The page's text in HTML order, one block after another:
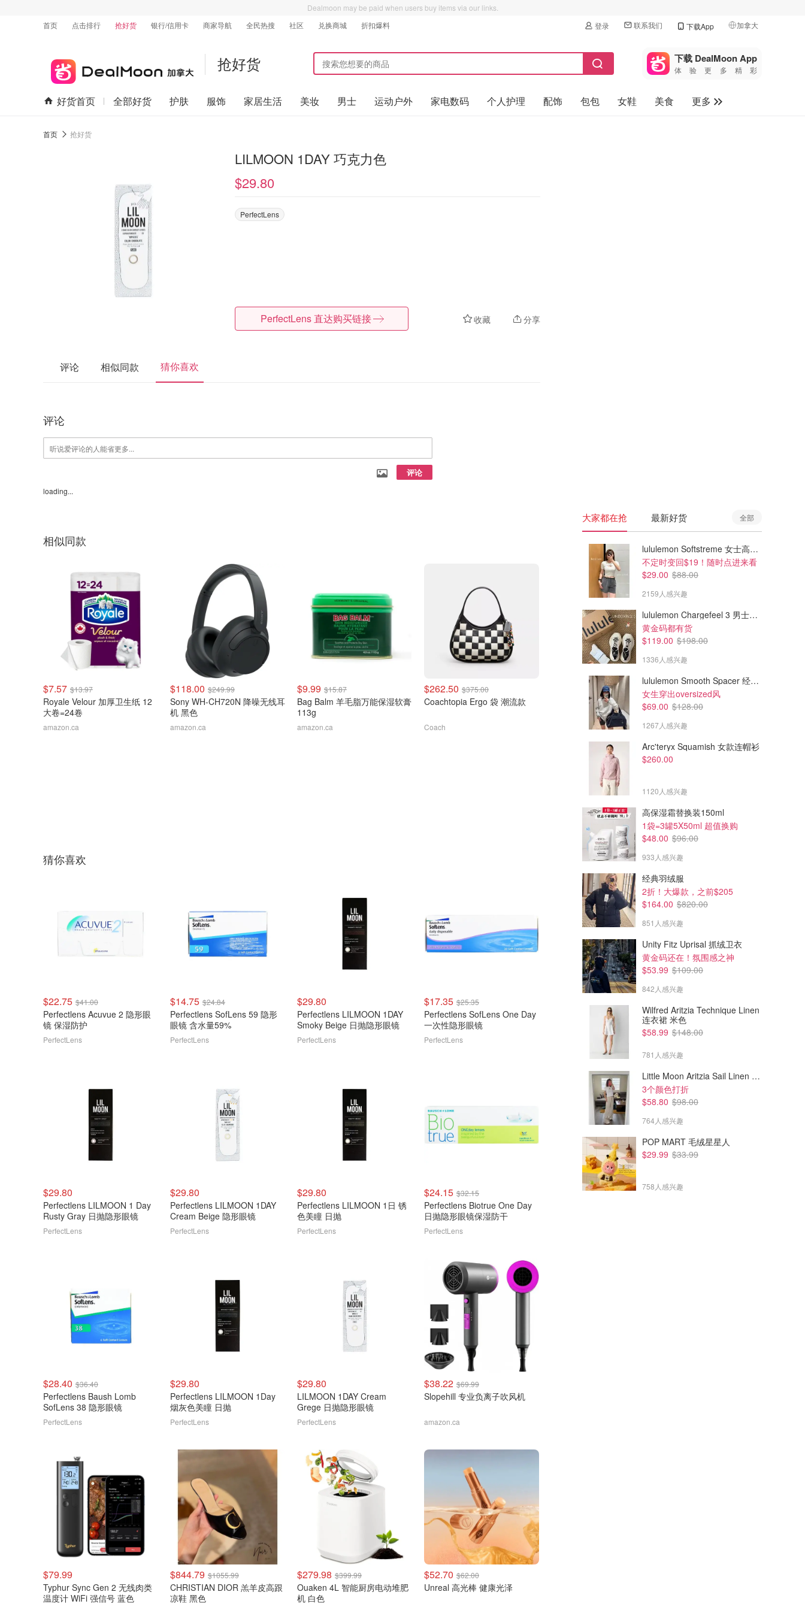
Dealmoon may be paid when users buy items via our links.
首页
点击排行 抢好货 银行/信用卡 商家导航 全民热搜 社区 兑换商城 折扣爆料 登录 联系我们 下载App 加拿大
🇺🇸
美国
🇨🇳中国
🇨🇦加拿大
抢好货 下载 DealMoon App
体验更多精彩
好货首页 全部好货 护肤 服饰 家居生活 美妆 男士 运动户外 家电数码 个人护理 配饰 包包 女鞋 美食
更多
首页 抢好货
LILMOON 1DAY 巧克力色
$29.80
PerfectLens
收藏 分享
PerfectLens 直达购买链接
评论 相似同款 猜你喜欢
评论
评论
loading...
相似同款
$7.57 $13.97
Royale Velour 加厚卫生纸 12
大卷=24卷
amazon.ca
$118.00 $249.99
Sony WH-CH720N 降噪无线耳
机 黑色
amazon.ca
$9.99 $15.87
Bag Balm 羊毛脂万能保湿软膏
113g
amazon.ca
$262.50 $375.00
Coachtopia Ergo 袋 潮流款
Coach
$480.00
Isaac 工作用包
$252.00 $360.00
Brooklyn 单肩包 34cm
真的够大 很能装
Coach
猜你喜欢
$22.75 $41.00
Perfectlens Acuvue 2 隐形眼
镜 保湿防护
PerfectLens
$14.75 $24.84
Perfectlens SofLens 59 隐形
眼镜 含水量59%
PerfectLens
$29.80
Perfectlens LILMOON 1DAY
Smoky Beige 日抛隐形眼镜
PerfectLens
$17.35 $25.35
Perfectlens SofLens One Day
一次性隐形眼镜
PerfectLens
$29.80
Perfectlens LILMOON 1 Day
Rusty Gray 日抛隐形眼镜
PerfectLens
$29.80
Perfectlens LILMOON 1DAY
Cream Beige 隐形眼镜
PerfectLens
$29.80
Perfectlens LILMOON 1日 锈
色美瞳 日抛
PerfectLens
$24.15 $32.15
Perfectlens Biotrue One Day
日抛隐形眼镜保湿防干
PerfectLens
$28.40 $36.40
Perfectlens Baush Lomb
SofLens 38 隐形眼镜
PerfectLens
$29.80
Perfectlens LILMOON 1Day
烟灰色美瞳 日抛
PerfectLens
$29.80
LILMOON 1DAY Cream
Grege 日抛隐形眼镜
PerfectLens
$38.22 $69.99
Slopehill 专业负离子吹风机
amazon.ca
$79.99
Typhur Sync Gen 2 无线肉类
温度计 WiFi 强信号 蓝色
$844.79 $1055.99
CHRISTIAN DIOR 羔羊皮高跟
凉鞋 黑色
$279.98 $399.99
Ouaken 4L 智能厨房电动堆肥
机 白色
$52.70 $62.00
Unreal 高光棒 健康光泽
大家都在抢 最新好货 全部
lululemon Softstreme 女士高腰短裤 10cm
不定时变回$19！随时点进来看
$29.00 $88.00
2159人感兴趣
lululemon Chargefeel 3 男士运动鞋
黄金码都有货
$119.00 $198.00
1336人感兴趣
lululemon Smooth Spacer 经典卫衣
女生穿出oversized风
$69.00 $128.00
1267人感兴趣
Arc'teryx Squamish 女款连帽衫
$260.00
1120人感兴趣
高保湿霜替换装150ml
1袋=3罐5X50ml 超值换购
$48.00 $96.00
933人感兴趣
经典羽绒服
2折！大爆款，之前$205
$164.00 $820.00
851人感兴趣
Unity Fitz Uprisal 抓绒卫衣
黄金码还在！氛围感之神
$53.99 $109.00
842人感兴趣
Wilfred Aritzia Technique Linen
连衣裙 米色
$58.99 $148.00
781人感兴趣
Little Moon Aritzia Sail Linen 长裤 麻织
3个颜色打折
$58.80 $98.00
764人感兴趣
POP MART 毛绒星星人
$29.99 $33.99
758人感兴趣